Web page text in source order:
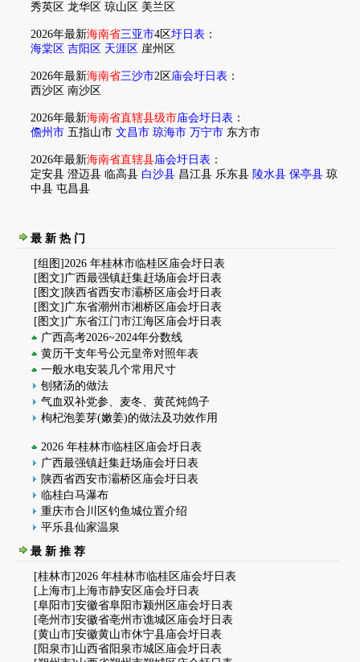
秀英区 龙华区 琼山区 美兰区
2026年最新海南省三亚市4区圩日表：
海棠区 吉阳区 天涯区 崖州区
2026年最新海南省三沙市2区 庙会圩日表：
西沙区 南沙区
2026年最新海南省直辖县级市庙会圩日表：
儋州市 五指山市 文昌市 琼海市 万宁市 东方市
2026年最新海南省直辖县庙会圩日表：
定安县 澄迈县 临高县 白沙县 昌江县 乐东县 陵水县 保亭县 琼
中县 屯昌县
最 新 热 门
[组图]2026 年桂林市临桂区庙会圩日表
[图文] 广西最强镇赶集赶场庙会圩日表
[图文] 陕西省西安市灞桥区庙会圩日表
[图文] 广东省潮州市湘桥区庙会圩日表
[图文] 广东省江门市江海区庙会圩日表
广西高考2026~2024年分数线
黄历干支年号公元皇帝对照年表
一般水电安装几个常用尺寸
刨猪汤的做法
气血双补党参、麦冬、黄芪炖鸽子
枸杞泡姜芽(嫩姜)的做法及功效作用
2026 年桂林市临桂区庙会圩日表
广西最强镇赶集赶场庙会圩日表
陕西省西安市灞桥区庙会圩日表
临桂白马瀑布
重庆市合川区钓鱼城位置介绍
平乐县仙家温泉
最 新 推 荐
[桂林市]2026 年桂林市临桂区庙会圩日表
[上海市]上海市静安区庙会圩日表
[阜阳市]安徽省阜阳市颍州区庙会圩日表
[亳州市]安徽省亳州市谯城区庙会圩日表
[黄山市]安徽黄山市休宁县庙会圩日表
[ 阳泉市] 山西省阳泉市城区庙会圩日表